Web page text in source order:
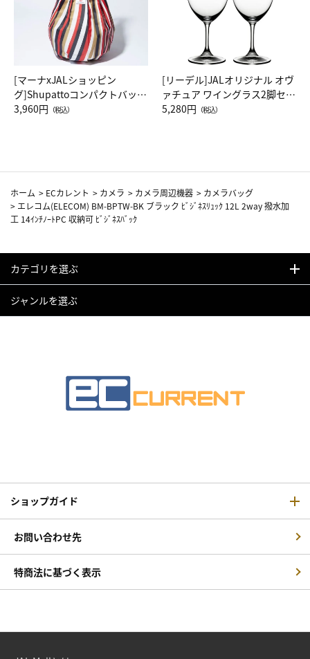
[マーナxJALショッピン
グ]Shupattoコンパクトバッグ
Drop JAL客室乗務員（LC）ス
3,960円 （税込）
[リーデル]JALオリジナル オヴ
ァチュア ワイングラス2脚セッ
ト（レッドワイン）
5,280円 （税込）
ホーム > ECカレント > カメラ > カメラ周辺機器 > カメラバッグ
> エレコム(ELECOM) BM-BPTW-BK ブラック ﾋﾞｼﾞﾈｽﾘｭｯｸ 12L 2way 撥水加
工 14ｲﾝﾁﾉｰﾄPC 収納可 ﾋﾞｼﾞﾈｽﾊﾞｯｸ
カテゴリを選ぶ
ジャンルを選ぶ
ショップガイド
お問い合わせ先
特商法に基づく表示